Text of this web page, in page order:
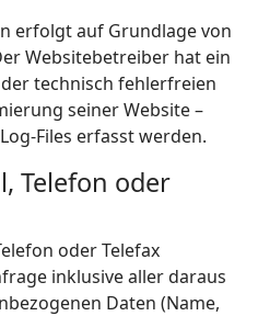
erfolgt auf Grundlage von
Websitebetreiber hat ein
technisch fehlerfreien
seiner Website –
Files erfasst werden.
Telefon oder
oder Telefax
inklusive aller daraus
Daten (Name,